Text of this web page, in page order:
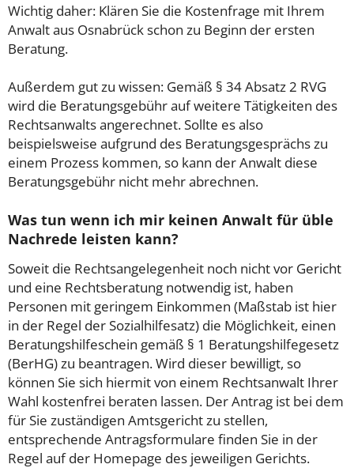
Wichtig daher: Klären Sie die Kostenfrage mit Ihrem
Anwalt aus Osnabrück schon zu Beginn der ersten
Beratung.
Außerdem gut zu wissen: Gemäß § 34 Absatz 2 RVG
wird die Beratungsgebühr auf weitere Tätigkeiten des
Rechtsanwalts angerechnet. Sollte es also
beispielsweise aufgrund des Beratungsgesprächs zu
einem Prozess kommen, so kann der Anwalt diese
Beratungsgebühr nicht mehr abrechnen.
Was tun wenn ich mir keinen Anwalt für üble
Nachrede leisten kann?
Soweit die Rechtsangelegenheit noch nicht vor Gericht
und eine Rechtsberatung notwendig ist, haben
Personen mit geringem Einkommen (Maßstab ist hier
in der Regel der Sozialhilfesatz) die Möglichkeit, einen
Beratungshilfeschein gemäß § 1 Beratungshilfegesetz
(BerHG) zu beantragen. Wird dieser bewilligt, so
können Sie sich hiermit von einem Rechtsanwalt Ihrer
Wahl kostenfrei beraten lassen. Der Antrag ist bei dem
für Sie zuständigen Amtsgericht zu stellen,
entsprechende Antragsformulare finden Sie in der
Regel auf der Homepage des jeweiligen Gerichts.